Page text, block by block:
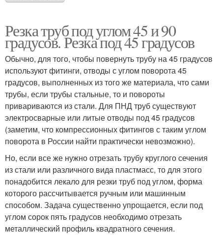
Резка труб под углом 45 и 90
градусов. Резка под 45 градусов
Обычно, для того, чтобы повернуть трубу на 45 градусов
используют фитинги, отводы с углом поворота 45
градусов, выполненных из того же материала, что сами
трубы, если трубы стальные, то и повороты
привариваются из стали. Для ПНД труб существуют
электросварные или литые отводы под 45 градусов
(заметим, что компрессионных фитингов с таким углом
поворота в России найти практически невозможно).
Но, если все же нужно отрезать трубу круглого сечения
из стали или различного вида пластмасс, то для этого
понадобится лекало для резки труб под углом, форма
которого рассчитывается ручным или машинным
способом. Задача существенно упрощается, если под
углом сорок пять градусов необходимо отрезать
металлический профиль квадратного сечения.